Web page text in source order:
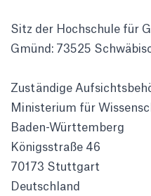
Sitz der Hoch­schule für
Gmünd: 73525
Zustän­dige
Minis­te­rium für
Baden-Würt­tem­berg
Königs­straße 46
70173 Stutt­gart
Deutsch­land